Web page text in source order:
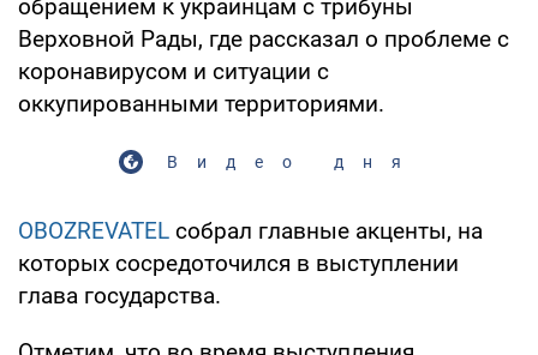
обращением к украинцам с трибуны
Верховной Рады, где рассказал о проблеме с
коронавирусом и ситуации с
оккупированными территориями.
Видео дня
OBOZREVATEL собрал главные акценты, на
которых сосредоточился в выступлении
глава государства.